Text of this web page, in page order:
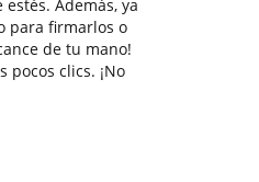
Además, ya
para firmarlos o
de tu mano!
clics. ¡No